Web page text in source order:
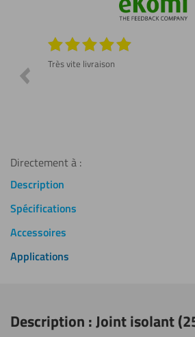
Très vite livraison
Directement à :
Description
Spécifications
Accessoires
Applications
Description : Joint isolant